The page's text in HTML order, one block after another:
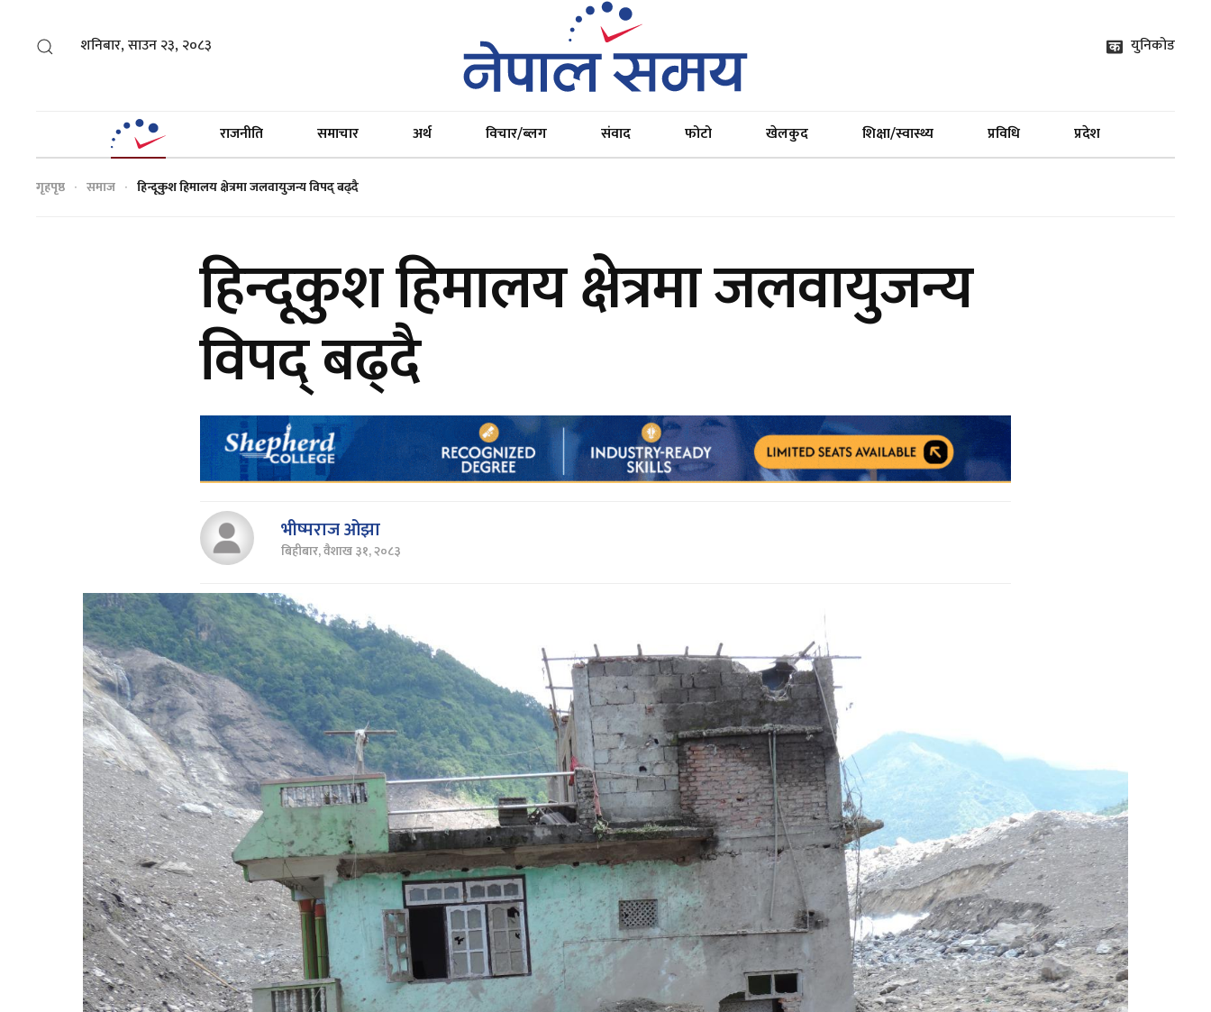
शनिबार, साउन २३, २०८३ युनिकोड
राजनीति समाचार अर्थ विचार/ब्लग संवाद फोटो खेलकुद शिक्षा/स्वास्थ्य प्रविधि प्रदेश
गृहपृष्ठ समाज हिन्दूकुश हिमालय क्षेत्रमा जलवायुजन्य विपद् बढ्दै
हिन्दूकुश हिमालय क्षेत्रमा जलवायुजन्य
विपद् बढ्दै
भीष्मराज ओझा
बिहीबार, वैशाख ३१, २०८३